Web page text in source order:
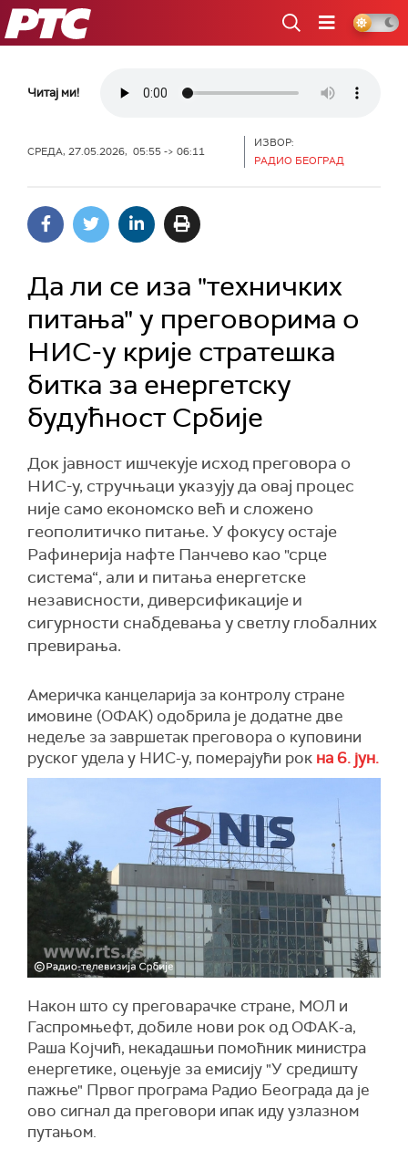
РТС
Читај ми!
СРЕДА, 27.05.2026, 05:55 -> 06:11
ИЗВОР:
РАДИО БЕОГРАД
Да ли се иза "техничких
питања" у преговорима о
НИС-у крије стратешка
битка за енергетску
будућност Србије
Док јавност ишчекује исход преговора о
НИС-у, стручњаци указују да овај процес
није само економско већ и сложено
геополитичко питање. У фокусу остаје
Рафинерија нафте Панчево као "срце
система“, али и питања енергетске
независности, диверсификације и
сигурности снабдевања у светлу глобалних
превирања.
Америчка канцеларија за контролу стране
имовине (ОФАК) одобрила је додатне две
недеље за завршетак преговора о куповини
руског удела у НИС-у, померајући рок на 6. јун.
Након што су преговарачке стране, МОЛ и
Гаспромњефт, добиле нови рок од ОФАК-а,
Раша Којчић, некадашњи помоћник министра
енергетике, оцењује за емисију "У средишту
пажње" Првог програма Радио Београдада је
ово сигнал да преговори ипак иду узлазном
путањом.